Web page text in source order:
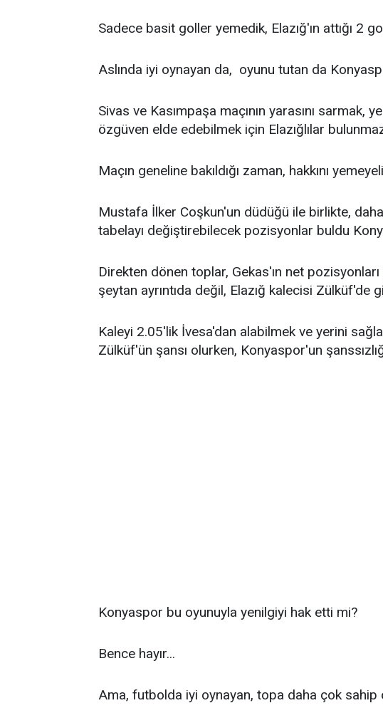
Sadece basit goller yemedik, Elazığ'ın attığı 2
Aslında iyi oynayan da, oyunu tutan da
Sivas ve Kasımpaşa maçının yarasını sarmak,
özgüven elde edebilmek için Elazığlılar
Maçın geneline bakıldığı zaman, hakkını
Mustafa İlker Coşkun'un düdüğü ile birlikte,
tabelayı değiştirebilecek pozisyonlar buldu
Direkten dönen toplar, Gekas'ın net pozisyonları
şeytan ayrıntıda değil, Elazığ kalecisi Zülküf'de
Kaleyi 2.05'lik İvesa'dan alabilmek ve yerini
Zülküf'ün şansı olurken, Konyaspor'un
Konyaspor bu oyunuyla yenilgiyi hak etti mi?
Bence hayır...
Ama, futbolda iyi oynayan, topa daha çok sahip